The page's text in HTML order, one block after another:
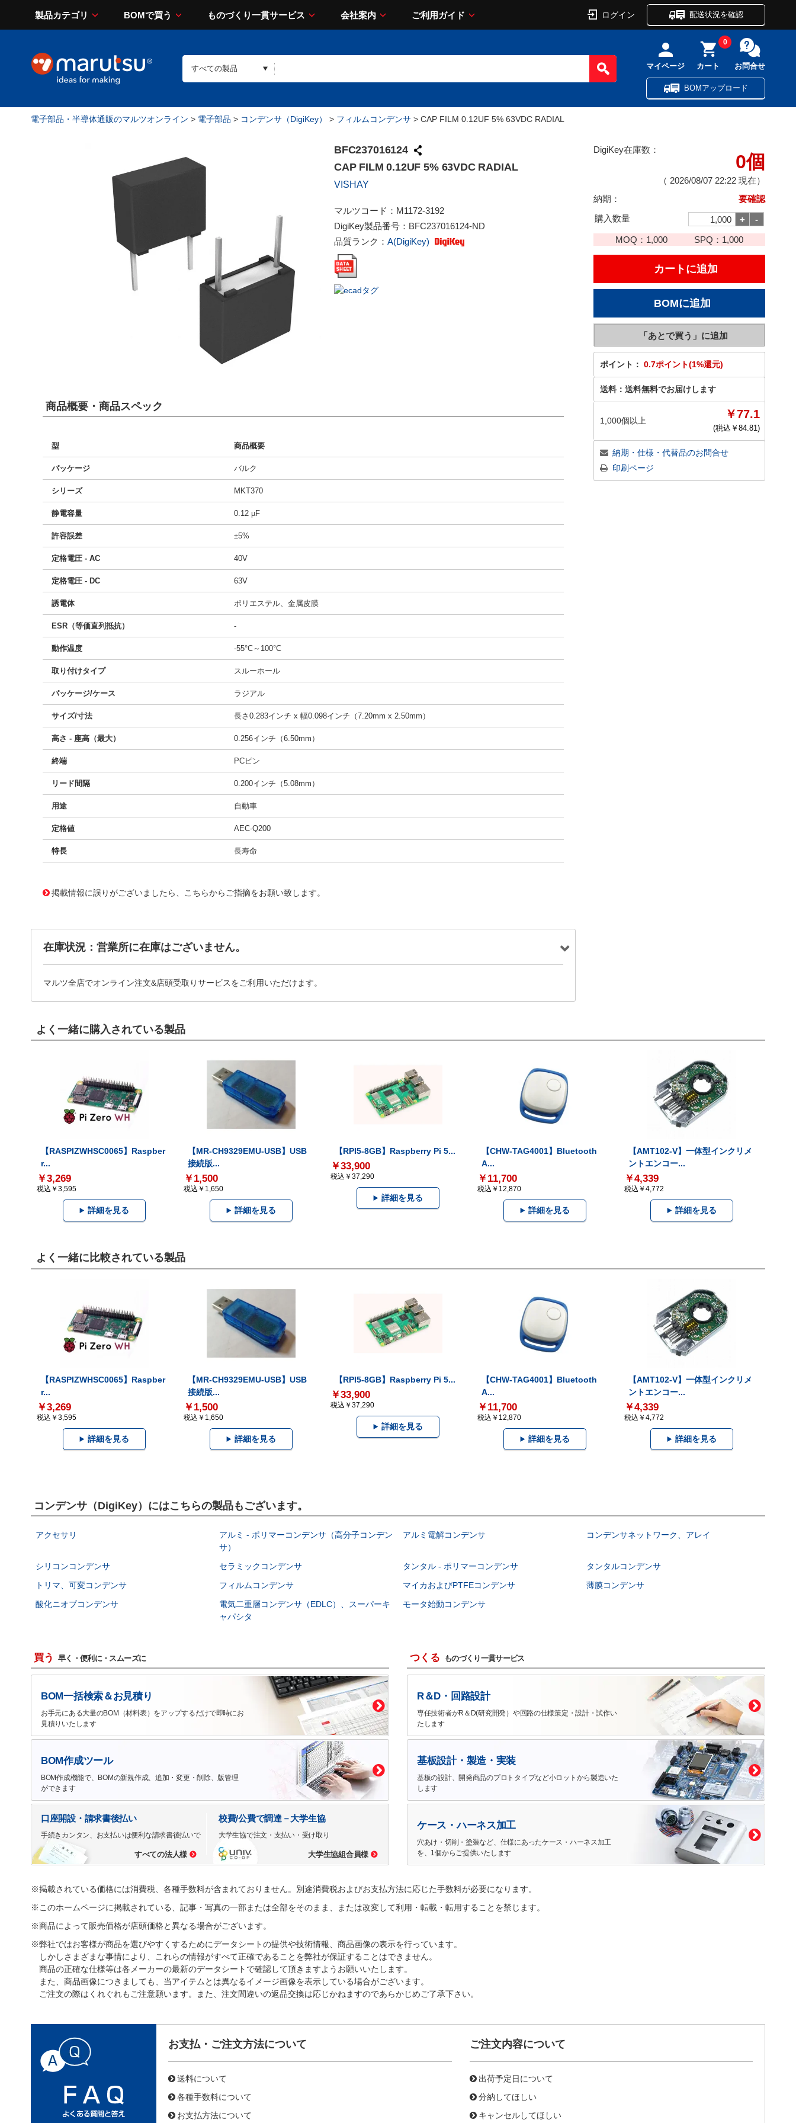
製品カテゴリ BOMで買う ものづくり一貫サービス 会社案内 ご利用ガイド ログイン 配送状況を確認
マイページ カート
0
お問合せ
BOMアップロード
電子部品・半導体通販のマルツオンライン > 電子部品 > コンデンサ（DigiKey） > フィルムコンデンサ > CAP FILM 0.12UF 5% 63VDC RADIAL
BFC237016124
CAP FILM 0.12UF 5% 63VDC RADIAL
VISHAY
マルツコード： M1172-3192
DigiKey製品番号： BFC237016124-ND
品質ランク： A(DigiKey)
DigiKey在庫数：
0個
（ 2026/08/07 22:22 現在）
納期：
要確認
購入数量
MOQ： 1,000 SPQ： 1,000
ポイント： 0.7ポイント(1%還元)
送料： 送料無料でお届けします
1,000個以上 ￥77.1
(税込￥ 84.81)
納期・仕様・代替品のお問合せ
印刷ページ
商品概要・商品スペック
型 商品概要
パッケージ バルク
シリーズ MKT370
静電容量 0.12 µF
許容誤差 ±5%
定格電圧 - AC 40V
定格電圧 - DC 63V
誘電体 ポリエステル、金属皮膜
ESR（等価直列抵抗） -
動作温度 -55°C～100°C
取り付けタイプ スルーホール
パッケージ/ケース ラジアル
サイズ/寸法 長さ0.283インチ x 幅0.098インチ（7.20mm x 2.50mm）
高さ - 座高（最大） 0.256インチ（6.50mm）
終端 PCピン
リード間隔 0.200インチ（5.08mm）
用途 自動車
定格値 AEC-Q200
特長 長寿命
掲載情報に誤りがございましたら、こちらからご指摘をお願い致します。
在庫状況：営業所に在庫はございません。
マルツ全店でオンライン注文&店頭受取りサービスをご利用いただけます。
よく一緒に購入されている製品
【RASPIZWHSC0065】Raspber
r...
￥3,269
税込￥3,595
詳細を見る
【MR-CH9329EMU-USB】USB
接続版...
￥1,500
税込￥1,650
詳細を見る
【RPI5-8GB】Raspberry Pi 5...
￥33,900
税込￥37,290
詳細を見る
【CHW-TAG4001】Bluetooth
A...
￥11,700
税込￥12,870
詳細を見る
【AMT102-V】一体型インクリメ
ントエンコー...
￥4,339
税込￥4,772
詳細を見る
よく一緒に比較されている製品
【RASPIZWHSC0065】Raspber
r...
￥3,269
税込￥3,595
詳細を見る
【MR-CH9329EMU-USB】USB
接続版...
￥1,500
税込￥1,650
詳細を見る
【RPI5-8GB】Raspberry Pi 5...
￥33,900
税込￥37,290
詳細を見る
【CHW-TAG4001】Bluetooth
A...
￥11,700
税込￥12,870
詳細を見る
【AMT102-V】一体型インクリメ
ントエンコー...
￥4,339
税込￥4,772
詳細を見る
コンデンサ（DigiKey）にはこちらの製品もございます。
アクセサリ
アルミ - ポリマーコンデンサ（高分子コンデン
サ）
アルミ電解コンデンサ コンデンサネットワーク、アレイ
シリコンコンデンサ セラミックコンデンサ タンタル - ポリマーコンデンサ
タンタルコンデンサ
トリマ、可変コンデンサ
フィルムコンデンサ マイカおよびPTFEコンデンサ
薄膜コンデンサ
酸化ニオブコンデンサ
電気二重層コンデンサ（EDLC）、スーパーキ
ャパシタ
モータ始動コンデンサ
買う 早く・便利に・スムーズに
BOM一括検索＆お見積り
お手元にある大量のBOM（材料表）をアップするだけで即時にお
見積りいたします
BOM作成ツール
BOM作成機能で、BOMの新規作成、追加・変更・削除、版管理
ができます
口座開設・請求書後払い
手続きカンタン、お支払いは便利な請求書後払いで
すべての法人様
校費/公費で調達－大学生協
大学生協で注文・支払い・受け取り
大学生協組合員様
つくる ものづくり一貫サービス
R＆D・回路設計
専任技術者がR＆D(研究開発）や回路の仕様策定・設計・試作い
たします
基板設計・製造・実装
基板の設計、開発商品のプロトタイプなど小ロットから製造いた
します
ケース・ハーネス加工
穴あけ・切削・塗装など、仕様にあったケース・ハーネス加工
を、1個からご提供いたします
※掲載されている価格には消費税、各種手数料が含まれておりません。別途消費税およびお支払方法に応じた手数料が必要になります。
※このホームページに掲載されている、記事・写真の一部または全部をそのまま、または改変して利用・転載・転用することを禁じます。
※商品によって販売価格が店頭価格と異なる場合がございます。
※弊社ではお客様が商品を選びやすくするためにデータシートの提供や技術情報、商品画像の表示を行っています。
しかしさまざまな事情により、これらの情報がすべて正確であることを弊社が保証することはできません。
商品の正確な仕様等は各メーカーの最新のデータシートで確認して頂きますようお願いいたします。
また、商品画像につきましても、当アイテムとは異なるイメージ画像を表示している場合がございます。
ご注文の際はくれぐれもご注意願います。また、注文間違いの返品交換は応じかねますのであらかじめご了承下さい。
お支払・ご注文方法について
送料について
各種手数料について
お支払方法について
ご注文内容について
出荷予定日について
分納してほしい
キャンセルしてほしい